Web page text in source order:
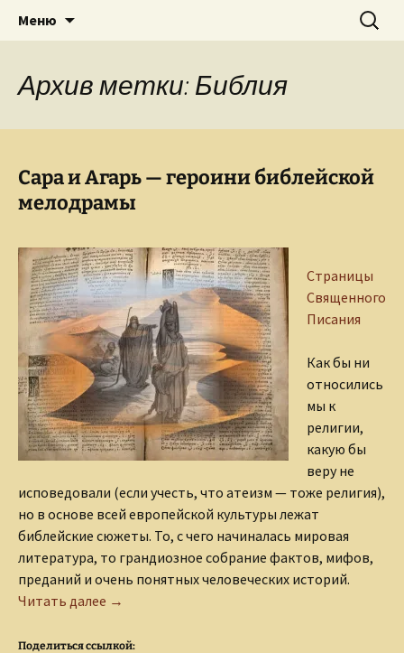
Сайт Ольги Грибановой
Творческое пространство писателя,
поэта, публициста, литературоведа
Ольги Грибановой
Меню Найти:
Архив метки: Библия
Сара и Агарь — героини библейской
мелодрамы
Страницы
Священного
Писания
Как бы ни
относились
мы к
религии,
какую бы
веру не
исповедовали (если учесть, что атеизм — тоже религия),
но в основе всей европейской культуры лежат
библейские сюжеты. То, с чего начиналась мировая
литература, то грандиозное собрание фактов, мифов,
преданий и очень понятных человеческих историй.
Читать далее Сара и Агарь — героини библейской
→
Поделиться ссылкой: